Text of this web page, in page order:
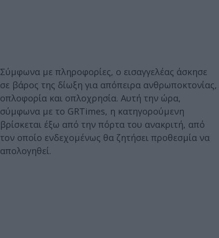
Σύμφωνα με πληροφορίες, ο εισαγγελέας άσκησε
σε βάρος της δίωξη για απόπειρα ανθρωποκτονίας,
οπλοφορία και οπλοχρησία. Αυτή την ώρα,
σύμφωνα με το GRTimes, η κατηγορούμενη
βρίσκεται έξω από την πόρτα του ανακριτή, από
τον οποίο ενδεχομένως θα ζητήσει προθεσμία να
απολογηθεί.